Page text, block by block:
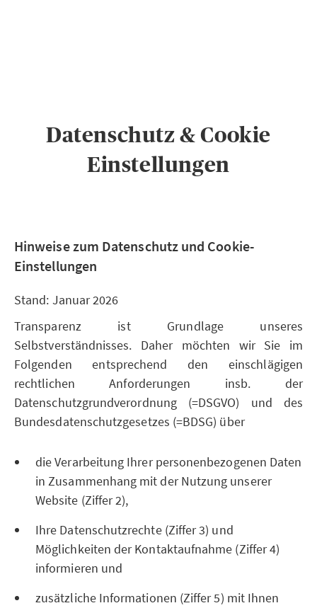
Datenschutz & Cookie
Einstellungen
Hinweise zum Datenschutz und Cookie-
Einstellungen
Stand: Januar 2026
Transparenz ist Grundlage unseres
Selbstverständnisses. Daher möchten wir Sie im
Folgenden entsprechend den einschlägigen
rechtlichen Anforderungen insb. der
Datenschutzgrundverordnung (=DSGVO) und des
Bundesdatenschutzgesetzes (=BDSG) über
die Verarbeitung Ihrer personenbezogenen Daten
in Zusammenhang mit der Nutzung unserer
Website (Ziffer 2),
Ihre Datenschutzrechte (Ziffer 3) und
Möglichkeiten der Kontaktaufnahme (Ziffer 4)
informieren und
zusätzliche Informationen (Ziffer 5) mit Ihnen